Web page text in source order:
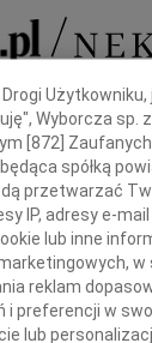
pogrzebowy
Wyborcza sp.
[872 ]
spółką
przetwarzać
IP, adresy e-
lub inne
reklam
i preferencji w
lub